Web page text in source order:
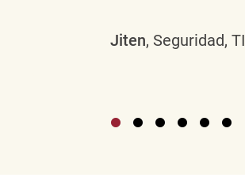
Jiten, Seguridad, TI